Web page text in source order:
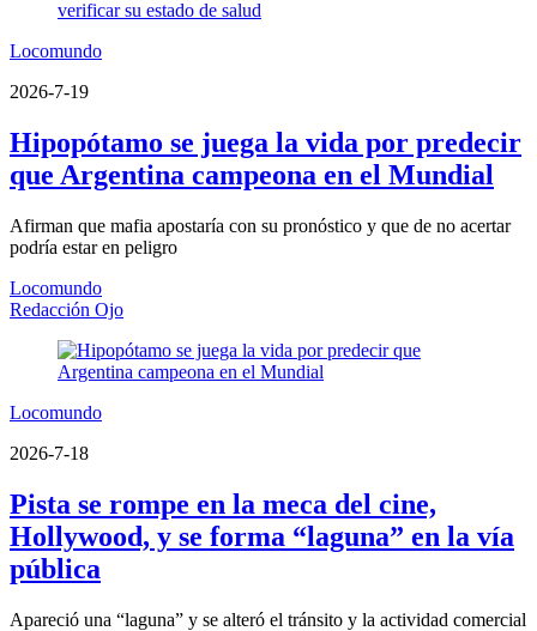
Locomundo
2026-7-19
Hipopótamo se juega la vida por predecir
que Argentina campeona en el Mundial
Afirman que mafia apostaría con su pronóstico y que de no acertar
podría estar en peligro
Locomundo
Redacción Ojo
Locomundo
2026-7-18
Pista se rompe en la meca del cine,
Hollywood, y se forma “laguna” en la vía
pública
Apareció una “laguna” y se alteró el tránsito y la actividad comercial